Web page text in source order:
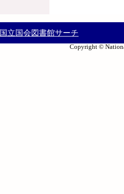
国立国会図書館サーチ
Copyright ©